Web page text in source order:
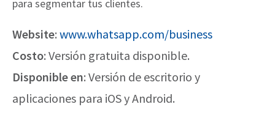
para segmentar tus clientes.
Website: www.whatsapp.com/business
Costo: Versión gratuita disponible.
Disponible en: Versión de escritorio y
aplicaciones para iOS y Android.